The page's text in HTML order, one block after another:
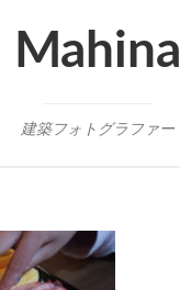
Mahina
建築フォトグラファー